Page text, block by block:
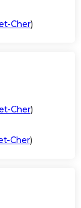
Cher)
Cher)
Cher)